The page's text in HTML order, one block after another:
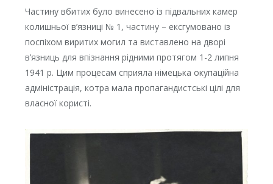
Частину вбитих було винесено із підвальних камер
колишньої в’язниці № 1, частину – ексгумовано із
поспіхом виритих могил та виставлено на дворі
в’язниць для впізнання рідними протягом 1-2 липня
1941 р. Цим процесам сприяла німецька окупаційна
адміністрація, котра мала пропагандистські цілі для
власної користі.